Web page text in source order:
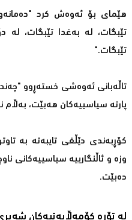
هێمای بۆ ئه‌وه‌ش كرد
تێبگات، له‌ به‌غدا تێبگات،
تێبگات."
تاڵه‌بانی ئه‌وه‌شی خسته‌ڕوو
پارته‌ سیاسییه‌كان هه‌بێت، به‌ڵام
کۆڕبەندى دێڵفی تایبەتە بە
وزە و ئاڵنگارییە سیاسییەکانی
دەبێت.